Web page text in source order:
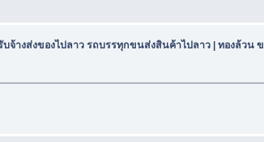
บจ้างส่งของไปลาว รถบรรทุกขนส่งสินค้าไปลาว | ทองล้วน